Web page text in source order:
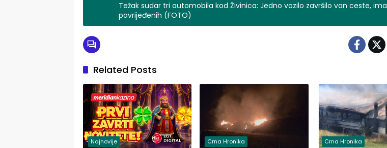
Težak sudar tri automobila kod Živinica: Jedno vozilo završilo van ceste, ima
povrijeđenih (FOTO)
Related Posts
Najnovije Crna Hronika Crna Hronika